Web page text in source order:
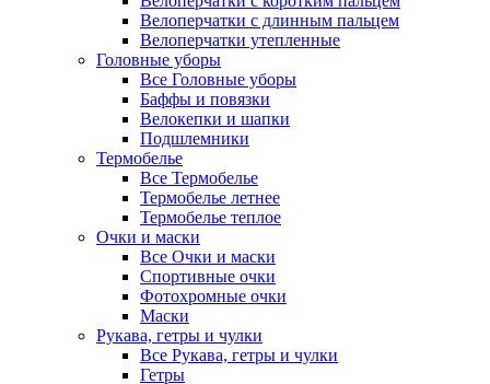
Велоперчатки с длинным пальцем
Велоперчатки утепленные
Головные уборы
Все Головные уборы
Баффы и повязки
Велокепки и шапки
Подшлемники
Термобелье
Все Термобелье
Термобелье летнее
Термобелье теплое
Очки и маски
Все Очки и маски
Спортивные очки
Фотохромные очки
Маски
Рукава, гетры и чулки
Все Рукава, гетры и чулки
Гетры